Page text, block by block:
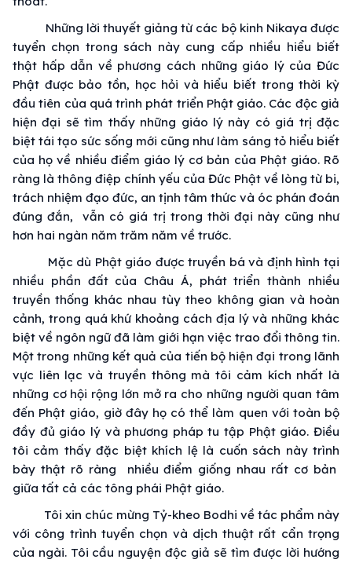
Những lời thuyết giảng từ các bộ kinh Nikaya được
tuyển chọn trong sách này cung cấp nhiều hiểu biết
thật hấp dẫn về phương cách những giáo lýcủaĐức
Phật được bảo tồn, học hỏi và hiểu biết trongthời kỳ
đầu tiên của quá trình phát triển Phật giáo. Các độc giả
hiện đại sẽtìm thấynhững giáo lýnày có giá trị đặc
biệt tái tạo sức sống mới cũng như làm sáng tỏ hiểu biết
của họ về nhiều điểm giáo lý cơ bản của Phật giáo. Rõ
ràng là thông điệp chính yếu của Đức Phật về lòng từ bi,
trách nhiệm đạo đức, an tịnh tâm thức và óc phán đoán
đúng đắn,vẫn có giá trị trong thời đại này cũng như
hơn hai ngàn năm trăm năm về trước.
Mặc dù Phật giáo đượctruyền bá và định hình tại
nhiều phần đất của Châu Á, phát triển thành nhiều
truyền thống khác nhau tùy theo không gian và hoàn
cảnh, trong quá khứ khoảng cách địa lý và những khác
biệt về ngôn ngữ đã làm giới hạn việc trao đổi thông tin.
Một trong những kết quả của tiến bộ hiện đại trong lãnh
vực liên lạc và truyền thông mà tôi cảm kích nhất là
những cơ hội rộng lớn mở ra cho những người quan tâm
đến Phật giáo, giờ đây họ có thể làm quen với toàn bộ
đầy đủ giáo lývà phương pháp tu tập Phật giáo. Điều
tôi cảm thấy đặc biệtkhích lệ là cuốn sách này trình
bày thật rõ ràng nhiều điểm giống nhau rất cơ bản
giữa tất cả các tông phái Phật giáo.
Tôi xin chúc mừng Tỷ-kheo Bodhi về tác phẩm này
với công trình tuyển chọn và dịch thuật rất cẩn trọng
của ngài. Tôi cầu nguyện độc giả sẽ tìm được lời hướng